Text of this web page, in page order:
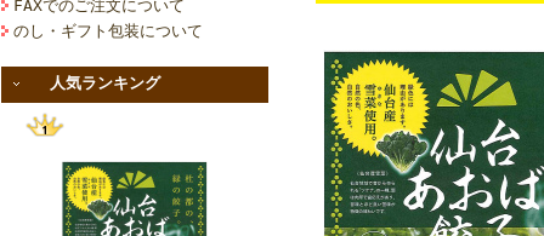
FAXでのご注文について
のし・ギフト包装について
人気ランキング